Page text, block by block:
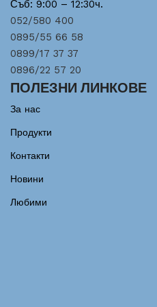
Съб: 9:00 – 12:30ч.
052/580 400
0895/55 66 58
0899/17 37 37
0896/22 57 20
ПОЛЕЗНИ ЛИНКОВЕ
За нас
Продукти
Контакти
Новини
Любими